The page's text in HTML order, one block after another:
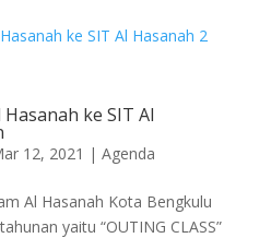
ke SIT Al
12, 2021 | Agenda
Al Hasanah Kota Bengkulu
yaitu “OUTING CLASS”